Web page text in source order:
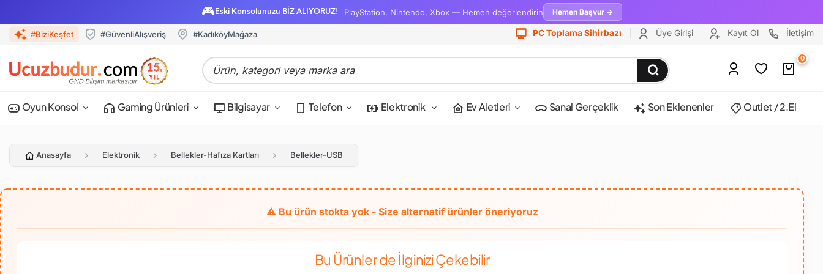
🎮 Eski Konsolunuzu BİZ ALIYORUZ! PlayStation, Nintendo, Xbox — Hemen değerlendirin Hemen Başvur →
#BiziKeşfet #GüvenliAlışveriş #KadıköyMağaza PC Toplama Sihirbazı Üye Girişi Kayıt Ol İletişim
0
Oyun Konsol Gaming Ürünleri Bilgisayar Telefon Elektronik Ev Aletleri Sanal Gerçeklik Son Eklenenler Outlet / 2.El
Anasayfa Elektronik Bellekler-Hafıza Kartları Bellekler-USB
Bu Ürünler de İlginizi Çekebilir